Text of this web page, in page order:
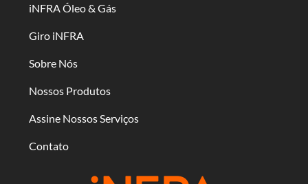
iNFRA Óleo & Gás
Giro iNFRA
Sobre Nós
Nossos Produtos
Assine Nossos Serviços
Contato